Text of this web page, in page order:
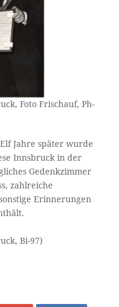
Foto Frischauf, Ph-
Jahre später wurde
Innsbruck in der
Gedenkzimmer
zahlreiche
Erinnerungen
Bi-97)